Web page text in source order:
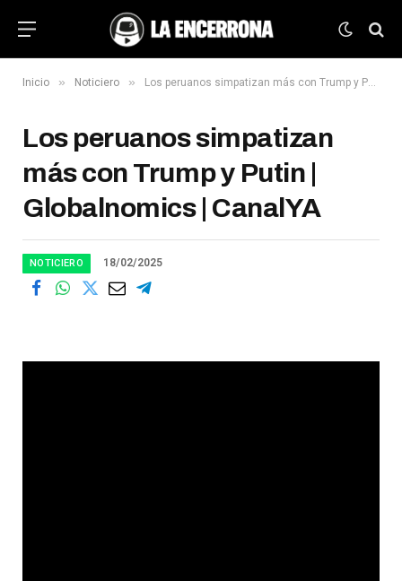
Inicio » Noticiero » Los peruanos simpatizan más con Trump y Putin | Globalnomics | CanalYA
Los peruanos simpatizan
más con Trump y Putin |
Globalnomics | CanalYA
NOTICIERO 18/02/2025